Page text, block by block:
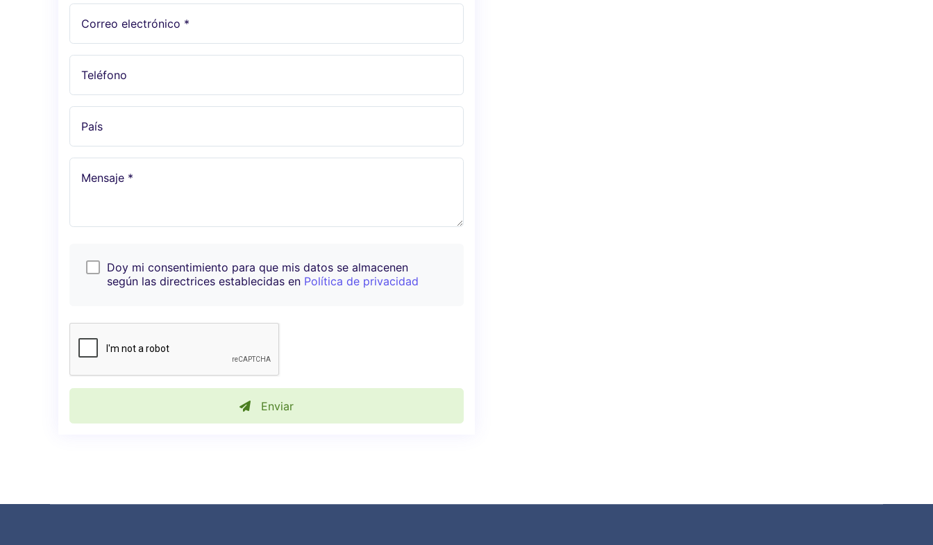
Correo electrónico *
Teléfono
País
Mensaje *
Doy mi consentimiento para que mis datos se almacenen
según las directrices establecidas en Política de privacidad
Enviar